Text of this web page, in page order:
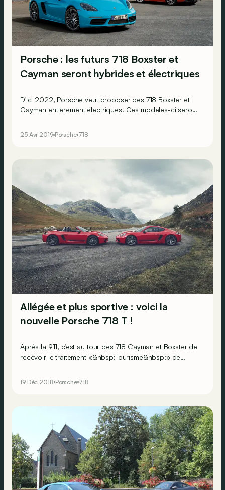
Porsche : les futurs 718 Boxster et
Cayman seront hybrides et électriques
D'ici 2022, Porsche veut proposer des 718 Boxster et
Cayman entièrement électriques. Ces modèles-ci seront
25 Avr 2019 Porsche 718
Allégée et plus sportive : voici la
nouvelle Porsche 718 T !
Après la 911, c’est au tour des 718 Cayman et Boxster de
recevoir le traitement «&nbsp;Tourisme&nbsp;» de
fun&nbsp;!
19 Déc 2018 Porsche 718